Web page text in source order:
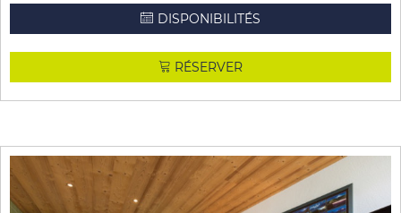
DISPONIBILITÉS
RÉSERVER